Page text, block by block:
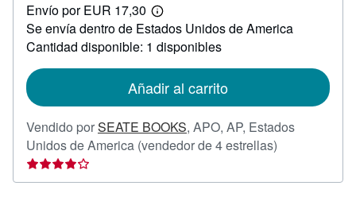
52,53
Envío por EUR 17,30
Más
información
sobre
las
envío
Se envía dentro de Estados Unidos de America
Cantidad disponible: 1 disponibles
Añadir al carrito
Vendido porSEATE BOOKS, APO, AP, Estados
Unidos de America (vendedor de 4 estrellas)
vendedor: